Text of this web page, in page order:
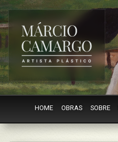
HOME OBRAS SOBRE